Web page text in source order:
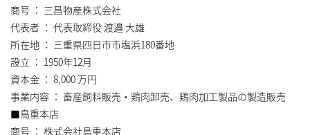
商号 ： 三昌物産株式会社
代表者 ： 代表取締役 渡邉 大雄
所在地 ： 三重県四日市市塩浜180番地
設立 ： 1950年12月
資本金 ： 8,000 万円
事業内容 ： 畜産飼料販売・鶏肉卸売、鶏肉加工製品の製造販売
■鳥重本店
商号 ： 株式会社鳥重本店